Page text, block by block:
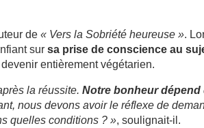
de« Vers la Sobriété heureuse ».
sur sa prise de conscience au
entièrement végétarien.
la réussite.Notre bonheur dépend
nous devons avoir le réflexe de
quelles conditions ? », soulignait-il.